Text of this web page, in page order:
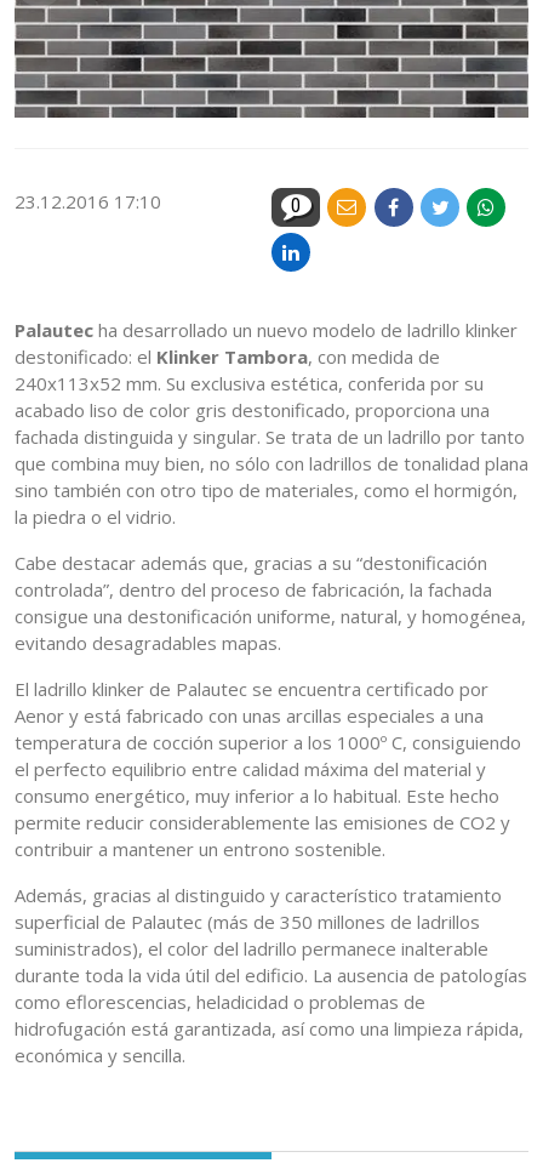
23.12.2016 17:10 0
Palautec ha desarrollado un nuevo modelo de ladrillo klinker
destonificado: el Klinker Tambora, con medida de
240x113x52 mm. Su exclusiva estética, conferida por su
acabado liso de color gris destonificado, proporciona una
fachada distinguida y singular. Se trata de un ladrillo por tanto
que combina muy bien, no sólo con ladrillos de tonalidad plana
sino también con otro tipo de materiales, como el hormigón,
la piedra o el vidrio.
Cabe destacar además que, gracias a su “destonificación
controlada”, dentro del proceso de fabricación, la fachada
consigue una destonificación uniforme, natural, y homogénea,
evitando desagradables mapas.
El ladrillo klinker de Palautec se encuentra certificado por
Aenor y está fabricado con unas arcillas especiales a una
temperatura de cocción superior a los 1000º C, consiguiendo
el perfecto equilibrio entre calidad máxima del material y
consumo energético, muy inferior a lo habitual. Este hecho
permite reducir considerablemente las emisiones de CO2 y
contribuir a mantener un entrono sostenible.
Además, gracias al distinguido y característico tratamiento
superficial de Palautec (más de 350 millones de ladrillos
suministrados), el color del ladrillo permanece inalterable
durante toda la vida útil del edificio. La ausencia de patologías
como eflorescencias, heladicidad o problemas de
hidrofugación está garantizada, así como una limpieza rápida,
económica y sencilla.